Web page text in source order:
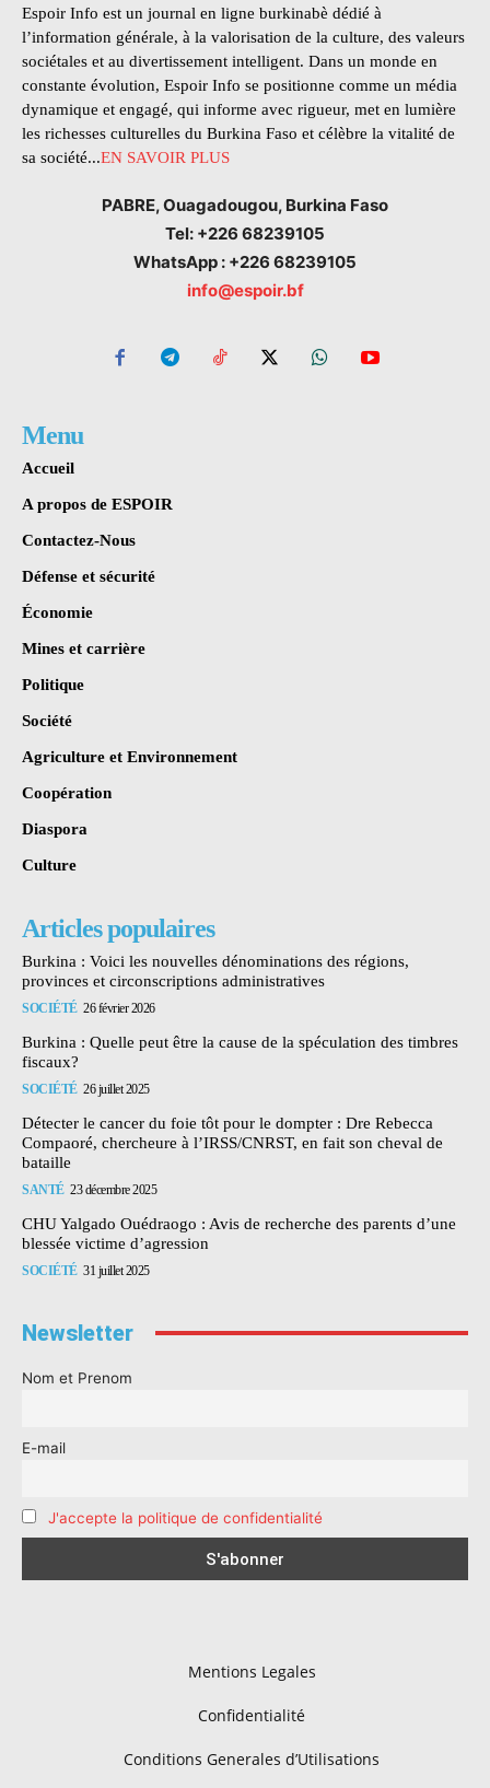
Espoir Info est un journal en ligne burkinabè dédié à
l’information générale, à la valorisation de la culture, des valeurs
sociétales et au divertissement intelligent. Dans un monde en
constante évolution, Espoir Info se positionne comme un média
dynamique et engagé, qui informe avec rigueur, met en lumière
les richesses culturelles du Burkina Faso et célèbre la vitalité de
sa société...EN SAVOIR PLUS
PABRE, Ouagadougou, Burkina Faso
Tel: +226 68239105
WhatsApp : +226 68239105
info@espoir.bf
Menu
Accueil
A propos de ESPOIR
Contactez-Nous
Défense et sécurité
Économie
Mines et carrière
Politique
Société
Agriculture et Environnement
Coopération
Diaspora
Culture
Articles populaires
Burkina : Voici les nouvelles dénominations des régions,
provinces et circonscriptions administratives
SOCIÉTÉ 26 février 2026
Burkina : Quelle peut être la cause de la spéculation des timbres
fiscaux?
SOCIÉTÉ 26 juillet 2025
Détecter le cancer du foie tôt pour le dompter : Dre Rebecca
Compaoré, chercheure à l’IRSS/CNRST, en fait son cheval de
bataille
SANTÉ 23 décembre 2025
CHU Yalgado Ouédraogo : Avis de recherche des parents d’une
blessée victime d’agression
SOCIÉTÉ 31 juillet 2025
Newsletter
Nom et Prenom
E-mail
J'accepte la politique de confidentialité
Mentions Legales
Confidentialité
Conditions Generales d’Utilisations